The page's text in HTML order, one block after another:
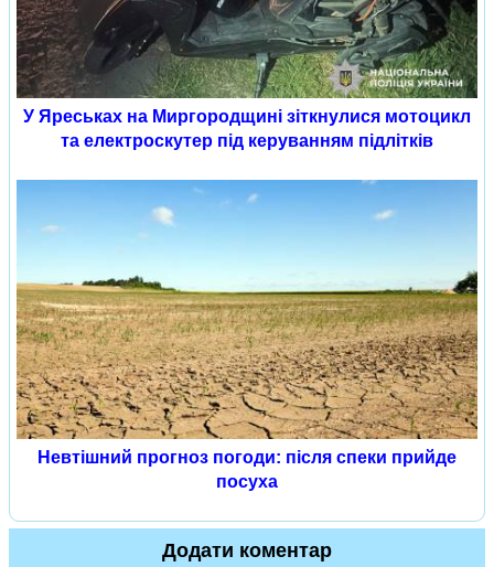
У Яреськах на Миргородщині зіткнулися мотоцикл
та електроскутер під керуванням підлітків
Невтішний прогноз погоди: після спеки прийде
посуха
Додати коментар